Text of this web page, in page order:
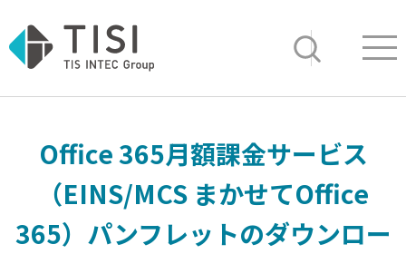
サイト内検索
Office 365月額課金サービス
（EINS/MCS まかせてOffice
365）パンフレットのダウンロー